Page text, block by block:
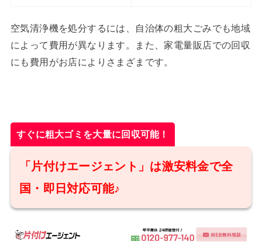
空気清浄機を処分するには、自治体の粗大ごみでも地域
によって費用が異なります。また、家電量販店での回収
にも費用がお店によりさまざまです。
すぐに粗大ゴミを大量に回収可能！
「片付けエージェント」は激安料金で全
国・即日対応可能♪